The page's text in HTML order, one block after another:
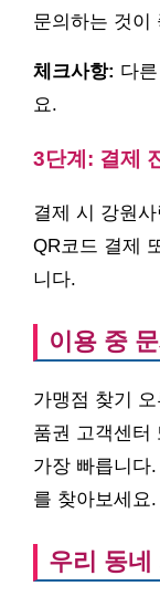
문의하는 것이
체크사항: 다
요.
3단계: 결제
결제 시 강원
QR코드 결제
니다.
이용 중
가맹점 찾기
품권 고객센터
가장 빠릅니다
를 찾아보세요.
우리 동네